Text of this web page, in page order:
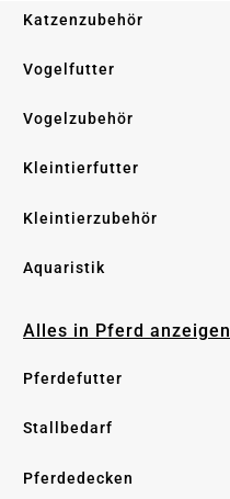
Katzenzubehör
Vogelfutter
Vogelzubehör
Kleintierfutter
Kleintierzubehör
Aquaristik
Alles in Pferd anzeigen
Pferdefutter
Stallbedarf
Pferdedecken